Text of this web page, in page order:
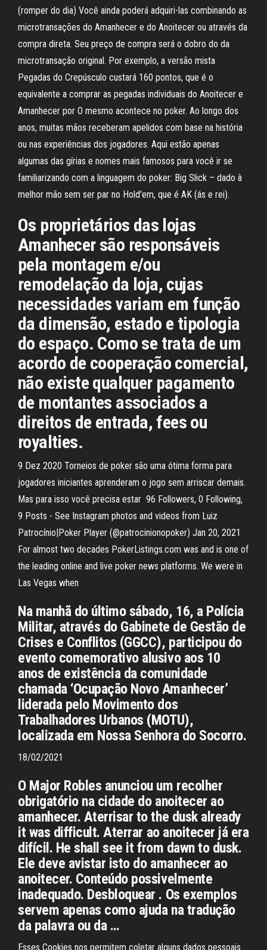
(romper do dia) Você ainda poderá adquiri-las combinando as
microtransações do Amanhecer e do Anoitecer ou através da
compra direta. Seu preço de compra será o dobro do da
microtransação original. Por exemplo, a versão mista
Pegadas do Crepúsculo custará 160 pontos, que é o
equivalente a comprar as pegadas individuais do Anoitecer e
Amanhecer por O mesmo acontece no poker. Ao longo dos
anos, muitas mãos receberam apelidos com base na história
ou nas experiências dos jogadores. Aqui estão apenas
algumas das gírias e nomes mais famosos para você ir se
familiarizando com a linguagem do poker: Big Slick – dado à
melhor mão sem ser par no Hold'em, que é AK (ás e rei).
Os proprietários das lojas
Amanhecer são responsáveis
pela montagem e/ou
remodelação da loja, cujas
necessidades variam em função
da dimensão, estado e tipologia
do espaço. Como se trata de um
acordo de cooperação comercial,
não existe qualquer pagamento
de montantes associados a
direitos de entrada, fees ou
royalties.
9 Dez 2020 Torneios de poker são uma ótima forma para
jogadores iniciantes aprenderam o jogo sem arriscar demais.
Mas para isso você precisa estar 96 Followers, 0 Following,
9 Posts - See Instagram photos and videos from Luiz
Patrocínio|Poker Player (@patrocinionopoker) Jan 20, 2021
For almost two decades PokerListings.com was and is one of
the leading online and live poker news platforms. We were in
Las Vegas when
Na manhã do último sábado, 16, a Polícia
Militar, através do Gabinete de Gestão de
Crises e Conflitos (GGCC), participou do
evento comemorativo alusivo aos 10
anos de existência da comunidade
chamada ‘Ocupação Novo Amanhecer’
liderada pelo Movimento dos
Trabalhadores Urbanos (MOTU),
localizada em Nossa Senhora do Socorro.
18/02/2021
O Major Robles anunciou um recolher
obrigatório na cidade do anoitecer ao
amanhecer. Aterrisar to the dusk already
it was difficult. Aterrar ao anoitecer já era
difícil. He shall see it from dawn to dusk.
Ele deve avistar isto do amanhecer ao
anoitecer. Conteúdo possivelmente
inadequado. Desbloquear . Os exemplos
servem apenas como ajuda na tradução
da palavra ou da …
Esses Cookies nos permitem coletar alguns dados pessoais